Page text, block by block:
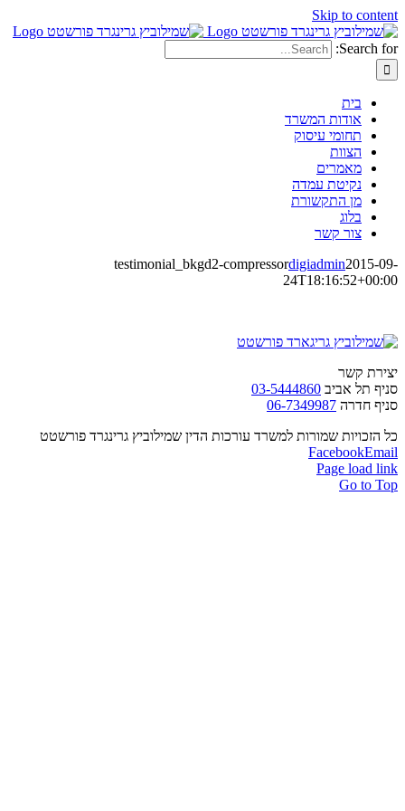
Skip to content
Search for:
בית
אודות המשרד
תחומי עיסוק
הצוות
מאמרים
נקיטת עמדה
מן התקשורת
בלוג
צור קשר
testimonial_bkgd2-compressordigiadmin2015-09-
24T18:16:52+00:00
יצירת קשר
סניף תל אביב 03-5444860
סניף חדרה 06-7349987
כל הזכויות שמורות למשרד עורכות הדין שמילוביץ גרינגרד פורשטט
FacebookEmail
Page load link
Go to Top